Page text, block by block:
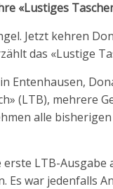
«Lustiges
Jetzt kehren
das «Lustige
Entenhausen,
(LTB), mehrere
alle
erste LTB-
Es war jedenfalls